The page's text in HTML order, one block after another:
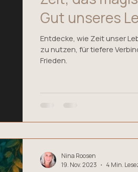
Gut unseres
Entdecke, wie Zeit unser
zu nutzen, für tiefere
Frieden.
Nina Roosen
19. Nov. 2023
4 Min.